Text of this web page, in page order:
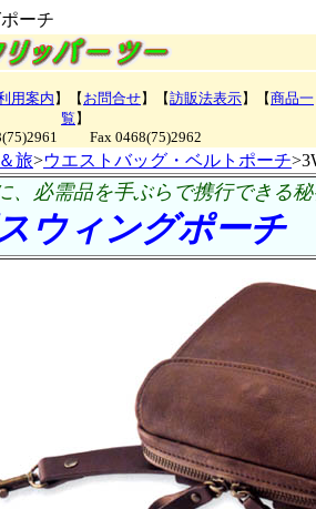
ーチ
用案内 】【 お問合せ】【訪販法表示】【商品一
覧 】
Fax 0468(75)2962
旅>ウエストバッグ・ベルトポーチ
、必需品を手ぶらで携行できる
ウィングポーチ